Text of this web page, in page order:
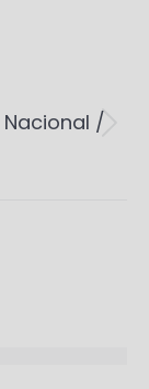
Nacional /